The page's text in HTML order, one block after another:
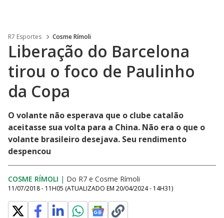
R7 Esportes Cosme Rímoli
Liberação do Barcelona
tirou o foco de Paulinho
da Copa
O volante não esperava que o clube catalão
aceitasse sua volta para a China. Não era o que o
volante brasileiro desejava. Seu rendimento
despencou
COSME RÍMOLI | Do R7 e Cosme Rímoli
11/07/2018 - 11H05 (ATUALIZADO EM 20/04/2024 - 14H31)